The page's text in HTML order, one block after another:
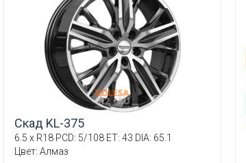
Скад KL-375
6.5 x R18 PCD: 5/108 ET: 43 DIA: 65.1
Цвет: Алмаз